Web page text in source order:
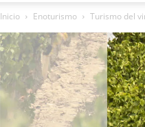
Inicio Enoturismo Turismo del